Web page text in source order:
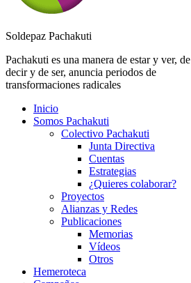
Soldepaz Pachakuti
Pachakuti es una manera de estar y ver, de
decir y de ser, anuncia periodos de
transformaciones radicales
Inicio
Somos Pachakuti
Colectivo Pachakuti
Junta Directiva
Cuentas
Estrategias
¿Quieres colaborar?
Proyectos
Alianzas y Redes
Publicaciones
Memorias
Vídeos
Otros
Hemeroteca